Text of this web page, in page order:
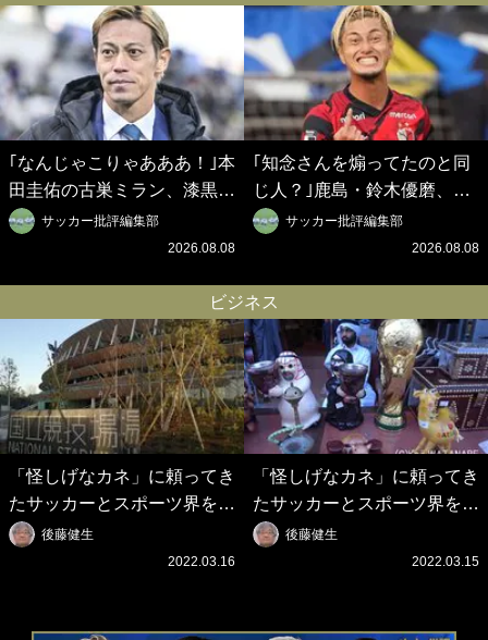
界戦略】(2)
｢なんじゃこりゃあああ！｣本
田圭佑の古巣ミラン、漆黒×
蛍光レッドの超絶クールな新
サードユニに世界が熱狂｢サ
サッカー批評編集部
2026.08.08
｢知念さんを煽ってたのと同
じ人？｣鹿島・鈴木優磨、大
逆転勝利後の“超・優等生イ
ンタビュー”が話題！｢試合中
イケメンやな」
サッカー批評編集部
2026.08.08
ビジネス
「怪しげなカネ」に頼ってき
たサッカーとスポーツ界を待
つ未来(4)スポーツを「持続
可能」にする「真の投資」の
後藤健生
2022.03.16
「怪しげなカネ」に頼ってき
たサッカーとスポーツ界を待
つ未来(3)「ロシアン・マネ
ー」に続く中東の「オイルマ
後藤健生
2022.03.15